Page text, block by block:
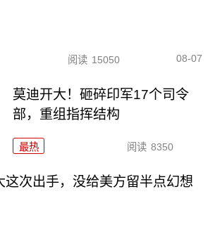
阅读 15050 08-07
莫迪开大！砸碎印军17个司令
部，重组指挥结构
最热 阅读 8350
这次出手，没给美方留半点幻想